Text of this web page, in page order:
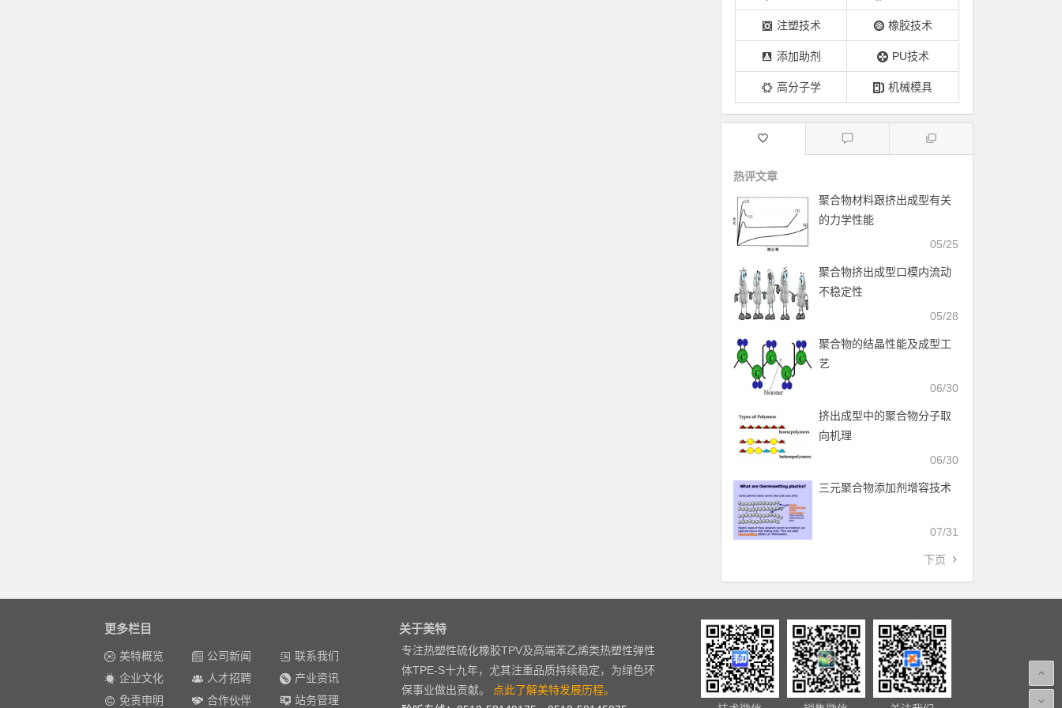
注塑技术 橡胶技术
添加助剂 PU技术
高分子学 机械模具
热评文章
聚合物材料跟挤出成型有关
的力学性能
05/25
聚合物挤出成型口模内流动
不稳定性
05/28
聚合物的结晶性能及成型工
艺
06/30
挤出成型中的聚合物分子取
向机理
06/30
三元聚合物添加剂增容技术
07/31
下页
更多栏目
美特概览 公司新闻
联系我们
企业文化
人才招聘
产业资讯
免责申明
合作伙伴 站务管理
关于美特
专注热塑性硫化橡胶TPV及高端苯乙烯类热塑性弹性
体TPE-S十九年，尤其注重品质持续稳定，为绿色环
保事业做出贡献。
点此了解美特发展历程。